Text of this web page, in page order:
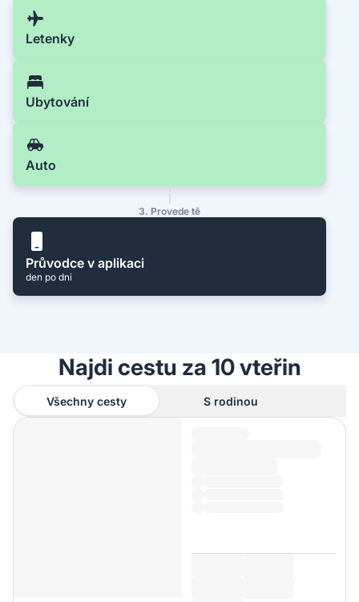
Letenky
Ubytování
Auto
3. Provede tě
Průvodce v aplikaci
den po dni
Najdi cestu za 10 vteřin
Všechny cesty S rodinou